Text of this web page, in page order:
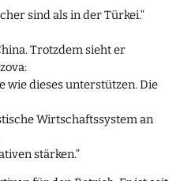
sind als in der Türkei.“
Trotzdem sieht er
wie dieses unterstützen. Die
Wirtschaftssystem an
stärken.“